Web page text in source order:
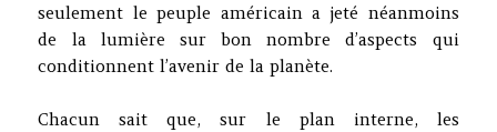
seulement le peuple américain a jeté néanmoins
de la lumière sur bon nombre d’aspects qui
conditionnent l’avenir de la planète.
Chacun sait que, sur le plan interne, les